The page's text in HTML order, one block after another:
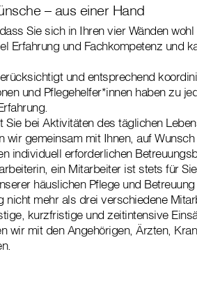
– aus einer Hand
Sie sich in Ihren vier Wänden
Erfahrung und Fachkompetenz und
und entsprechend
und Pflegehelfer*innen haben zu
Sie bei Aktivitäten des täglichen
wir gemeinsam mit Ihnen, auf
individuell erforderlichen
ein Mitarbeiter ist stets für
häuslichen Pflege und
nicht mehr als drei verschiedene
kurzfristige und zeitintensive
wir mit den Angehörigen, Ärzten,